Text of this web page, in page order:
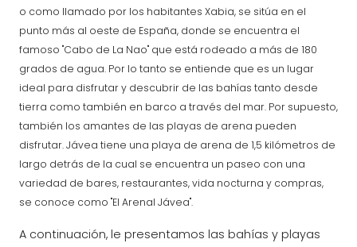
o como llamado por los habitantes Xabia, se sitúa en el
punto más al oeste de España, donde se encuentra el
famoso "Cabo de La Nao" que está rodeado a más de 180
grados de agua. Por lo tanto se entiende que es un lugar
ideal para disfrutar y descubrir de las bahías tanto desde
tierra como también en barco a través del mar. Por supuesto,
también los amantes de las playas de arena pueden
disfrutar. Jávea tiene una playa de arena de 1,5 kilómetros de
largo detrás de la cual se encuentra un paseo con una
variedad de bares, restaurantes, vida nocturna y compras,
se conoce como "El Arenal Jávea".
A continuación, le presentamos las bahías y playas